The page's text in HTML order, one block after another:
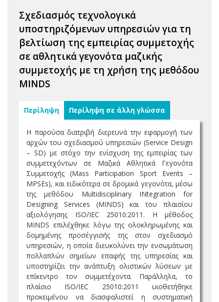
Σχεδιασμός τεχνολογικά
υποστηριζόμενων υπηρεσιών για τη
βελτίωση της εμπειρίας συμμετοχής
σε αθλητικά γεγονότα μαζικής
συμμετοχής με τη χρήση της μεθόδου
MINDS
Περίληψη Περίληψη σε άλλη γλώσσα
Η παρούσα διατριβή διερευνά την εφαρμογή των
αρχών του σχεδιασμού υπηρεσιών (Service Design
– SD) με στόχο την ενίσχυση της εμπειρίας των
συμμετεχόντων σε Μαζικά Αθλητικά Γεγονότα
Συμμετοχής (Mass Participation Sport Events –
MPSEs), και ειδικότερα σε δρομικά γεγονότα, μέσω
της μεθόδου Multidisciplinary INtegration for
Designing Services (MINDS) και του πλαισίου
αξιολόγησης ISO/IEC 25010:2011. Η μέθοδος
MINDS επιλέχθηκε λόγω της ολοκληρωμένης και
δομημένης προσέγγισής της στον σχεδιασμό
υπηρεσιών, η οποία διευκολύνει την ενσωμάτωση
πολλαπλών σημείων επαφής της υπηρεσίας και
υποστηρίζει την ανάπτυξη ολιστικών λύσεων με
επίκεντρο τον συμμετέχοντα. Παράλληλα, το
πλαίσιο ISO/IEC 25010:2011 υιοθετήθηκε
προκειμένου να διασφαλιστεί η συστηματική